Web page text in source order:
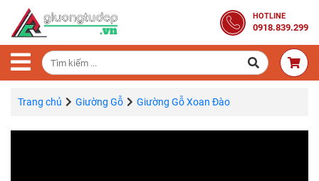
HOTLINE
0918.839.299
Trang
Chủ
Combo
Phòng
Ngủ
Trang chủ Giường Gỗ Giường Gỗ Xoan Đào